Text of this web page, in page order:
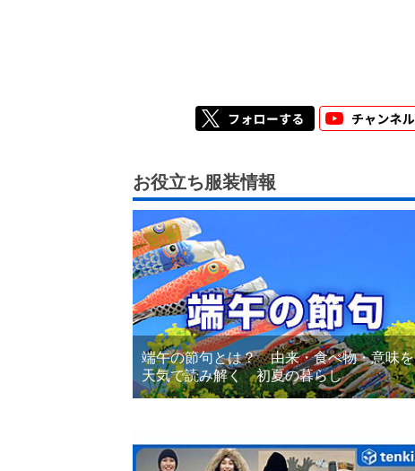
お役立ち服装情報
端午の節句とは？ 由来・食べ物・意味を
天気で読み解く 初夏の暮らし